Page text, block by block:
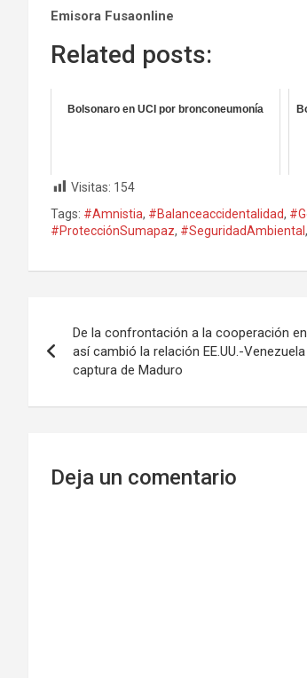
Emisora Fusaonline
Related posts:
Bolsonaro en UCI por bronconeumonía
Visitas: 154
Tags: #Amnistia, #Balanceaccidentalidad,
#ProtecciónSumapaz, #SeguridadAmbiental,
de
entradas
De la confrontación a la cooperación
así cambió la relación EE.UU.-
captura de Maduro
Deja un comentario